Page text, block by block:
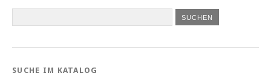
SUCHE IM KATALOG